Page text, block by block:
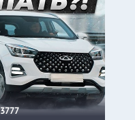
3777